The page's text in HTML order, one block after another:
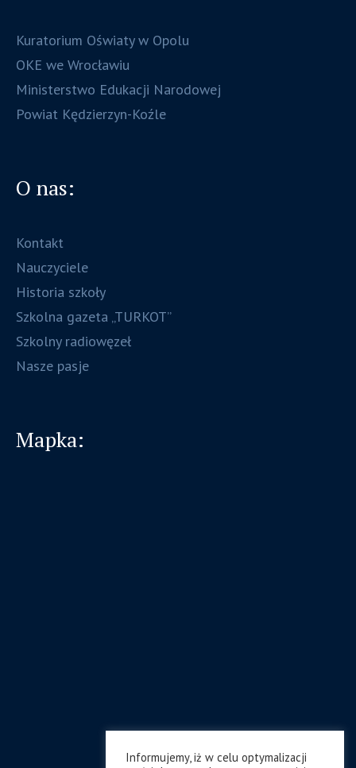
Kuratorium Oświaty w Opolu
OKE we Wrocławiu
Ministerstwo Edukacji Narodowej
Powiat Kędzierzyn-Koźle
O nas:
Kontakt
Nauczyciele
Historia szkoły
Szkolna gazeta „TURKOT”
Szkolny radiowęzeł
Nasze pasje
Mapka:
Informujemy, iż w celu optymalizacji